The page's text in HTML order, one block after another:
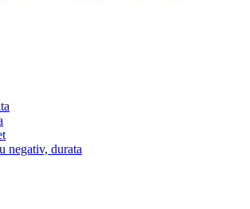
negativ, durata